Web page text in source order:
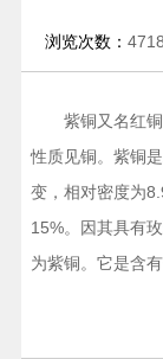
浏览次数： 4718
紫铜又名红铜
性质见铜。紫铜
变，相对密度为
15%。因其具有
为紫铜。它是含